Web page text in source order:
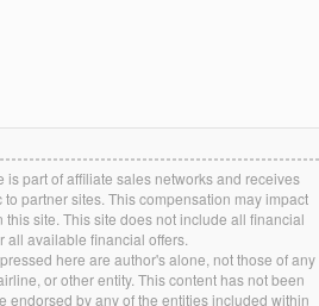
is part of affiliate sales networks and receives
partner sites. This compensation may impact
site. This site does not include all financial
all available financial offers.
here are author's alone, not those of any
or other entity. This content has not been
endorsed by any of the entities included within